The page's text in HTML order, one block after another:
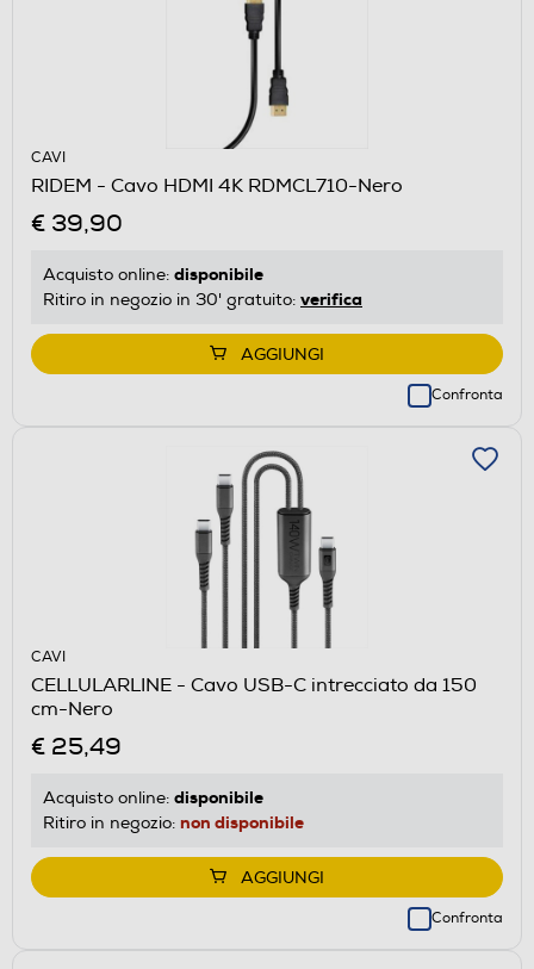
CAVI
RIDEM - Cavo HDMI 4K RDMCL710-Nero
€ 39,90
Acquisto online: disponibile
Ritiro in negozio in 30' gratuito: verifica
AGGIUNGI
Confronta
CAVI
CELLULARLINE - Cavo USB-C intrecciato da 150
cm-Nero
€ 25,49
Acquisto online: disponibile
Ritiro in negozio: non disponibile
AGGIUNGI
Confronta